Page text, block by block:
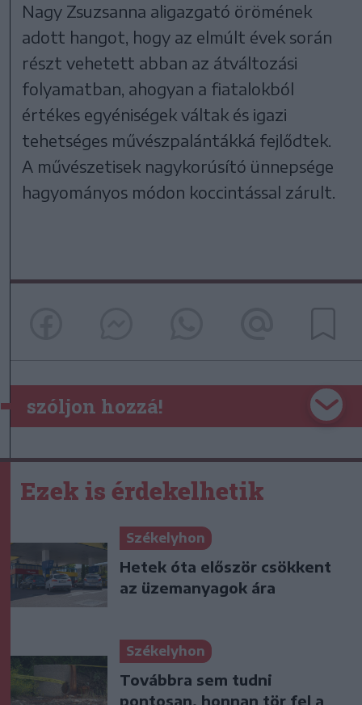
Nagy Zsuzsanna aligazgató örömének
adott hangot, hogy az elmúlt évek során
részt vehetett abban az átváltozási
folyamatban, ahogyan a fiatalokból
értékes egyéniségek váltak és igazi
tehetséges művészpalántákká fejlődtek.
A művészetisek nagykorúsító ünnepsége
hagyományos módon koccintással zárult.
szóljon hozzá!
Ezek is érdekelhetik
Székelyhon
Hetek óta először csökkent
az üzemanyagok ára
Székelyhon
Továbbra sem tudni
pontosan, honnan tör fel a